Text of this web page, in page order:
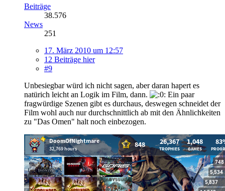
Beiträge
38.576
News
251
17. März 2010 um 12:57
12 Beiträge hier
#9
Unbesiegbar würd ich nicht sagen, aber daran hapert es
natürich leicht an Logik im Film, dann.
Ein paar
fragwürdige Szenen gibt es durchaus, deswegen schneidet der
Film wohl auch nur durchschnittlich ab mit den Ähnlichkeiten
zu "Das Omen" halt noch einbezogen.